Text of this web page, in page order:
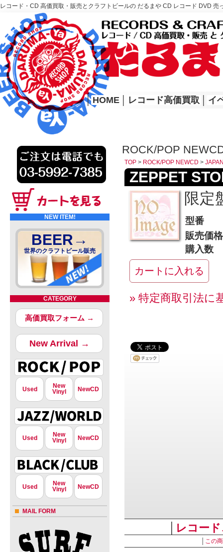
レコード・CD 高価買取・販売とクラフトビールの だるまや CD レコード DVD
レコード高価買取はこちら
HOME
│ HOME レコード高価買取 イ
NEW ITEM!
BEER→
世界のクラフトビール販売
CATEGORY
高価買取フォーム →
New Arrival →
Used
New
Vinyl
NewCD
Used
New
Vinyl
NewCD
Used
New
Vinyl
NewCD
MAIL FORM
ROCK/POP
TOP > ROCK/POP NEWCD >
ZEPPET
限定
型番
販売価格
購入数
» 特定商取引法に
レコー
この